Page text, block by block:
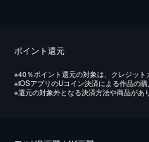
ポイント還元
※40％ポイント還元の対象は、クレジット
※iOSアプリのUコイン決済による作品の
※還元の対象外となる決済方法や商品があ